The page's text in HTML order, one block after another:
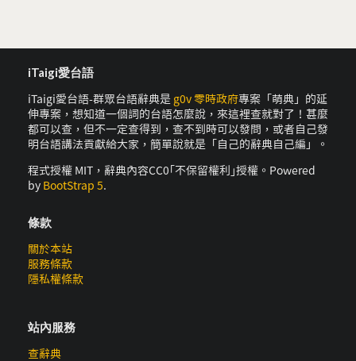
iTaigi愛台語
iTaigi愛台語-群眾台語辭典是 g0v 零時政府專案「萌典」的延
伸專案，想知道一個詞的台語怎麼說，來這裡查就對了！甚麼
都可以查，但不一定查得到，查不到時可以發問，或者自己發
明台語講法貢獻給大家，簡單說就是「自己的辭典自己編」。
程式授權 MIT，辭典內容CC0｢不保留權利｣授權。Powered
by BootStrap 5.
條款
關於本站
服務條款
隱私權條款
站內服務
查辭典